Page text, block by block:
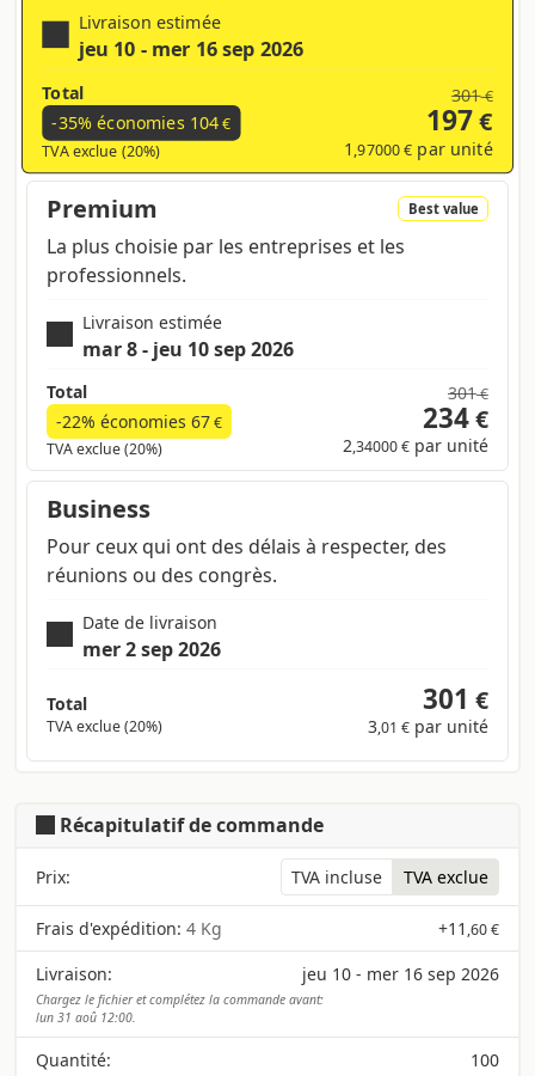
Livraison estimée
jeu 10 - mer 16 sep 2026
Total
-35% économies 104€
TVA exclue (20%)
301€
197€
1 ,97000 € par unité
Premium Best value
La plus choisie par les entreprises et les
professionnels.
Livraison estimée
mar 8 - jeu 10 sep 2026
Total
-22% économies 67€
TVA exclue (20%)
301€
234€
2,34000 € par unité
Business
Pour ceux qui ont des délais à respecter, des
réunions ou des congrès.
Date de livraison
mer 2 sep 2026
Total
TVA exclue (20%)
301 €
3,01 € par unité
Récapitulatif de commande
Prix: TVA incluse TVA exclue
Frais d'expédition: 4 Kg +11 ,60 €
Livraison: jeu 10 - mer 16 sep 2026
Chargez le fichier et complétez la commande avant:
lun 31 aoû 12:00.
Quantité:
100